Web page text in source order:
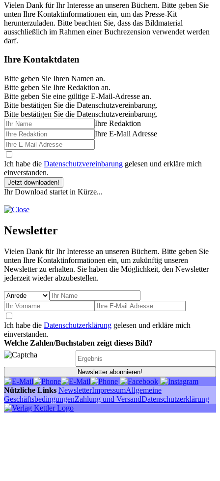
Vielen Dank für Ihr Interesse an unseren Büchern. Bitte geben Sie
unten Ihre Kontaktinformationen ein, um das Presse-Kit
herunterzuladen. Bitte beachten Sie, dass das Bildmaterial
ausschließlich im Rahmen einer Buchrezension verwendet werden
darf.
Ihre Kontaktdaten
Bitte geben Sie Ihren Namen an.
Bitte geben Sie Ihre Redaktion an.
Bitte geben Sie eine gültige E-Mail-Adresse an.
Bitte bestätigen Sie die Datenschutzvereinbarung.
Bitte bestätigen Sie die Datenschutzvereinbarung.
Ihre Redaktion
Ihre E-Mail Adresse
Ich habe die Datenschutzvereinbarung gelesen und erkläre mich
einverstanden.
Jetzt downloaden!
Ihr Download startet in Kürze...
Newsletter
Vielen Dank für Ihr Interesse an unseren Büchern. Bitte geben Sie
unten Ihre Kontaktinformationen ein, um zukünftig unseren
Newsletter zu erhalten. Sie haben die Möglichkeit, den Newsletter
jederzeit wieder abzubestellen.
Ich habe die Datenschutzerklärung gelesen und erkläre mich
einverstanden.
Welche Zahlen/Buchstaben zeigt dieses Bild?
Newsletter abonnieren!
Nützliche Links NewsletterImpressumAllgemeine
GeschäftsbedingungenZahlung und VersandDatenschutzerklärung